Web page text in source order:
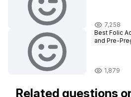
7,258
Best Folic
and Pre-
1,879
Related questions